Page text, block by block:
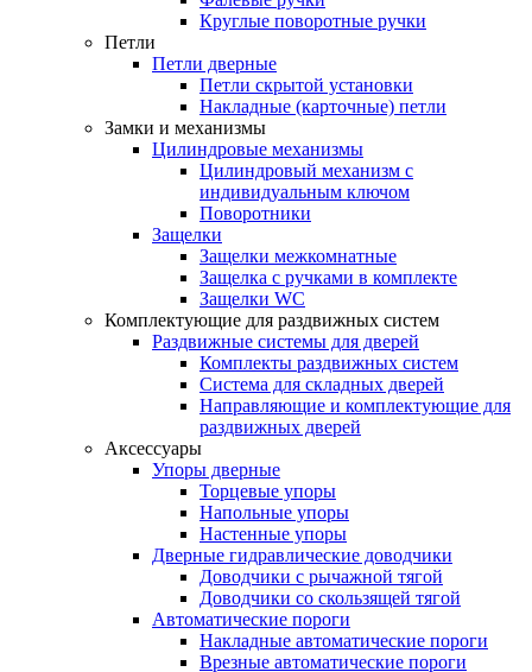
Круглые поворотные ручки
Петли
Петли дверные
Петли скрытой установки
Накладные (карточные) петли
Замки и механизмы
Цилиндровые механизмы
Цилиндровый механизм с
индивидуальным ключом
Поворотники
Защелки
Защелки межкомнатные
Защелка с ручками в комплекте
Защелки WC
Комплектующие для раздвижных систем
Раздвижные системы для дверей
Комплекты раздвижных систем
Система для складных дверей
Направляющие и комплектующие для
раздвижных дверей
Аксессуары
Упоры дверные
Торцевые упоры
Напольные упоры
Настенные упоры
Дверные гидравлические доводчики
Доводчики с рычажной тягой
Доводчики со скользящей тягой
Автоматические пороги
Накладные автоматические пороги
Врезные автоматические пороги